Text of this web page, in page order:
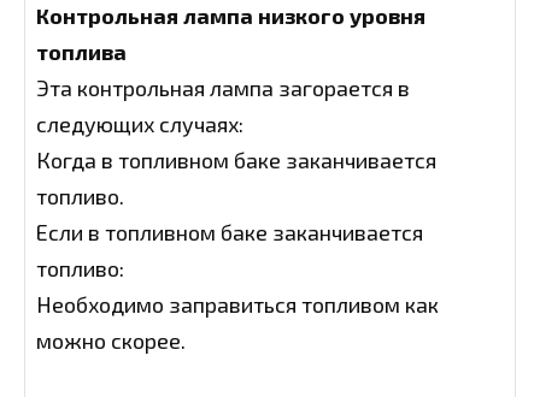
Контрольная лампа низкого уровня
топлива
Эта контрольная лампа загорается в
следующих случаях:
Когда в топливном баке заканчивается
топливо.
Если в топливном баке заканчивается
топливо:
Необходимо заправиться топливом как
можно скорее.